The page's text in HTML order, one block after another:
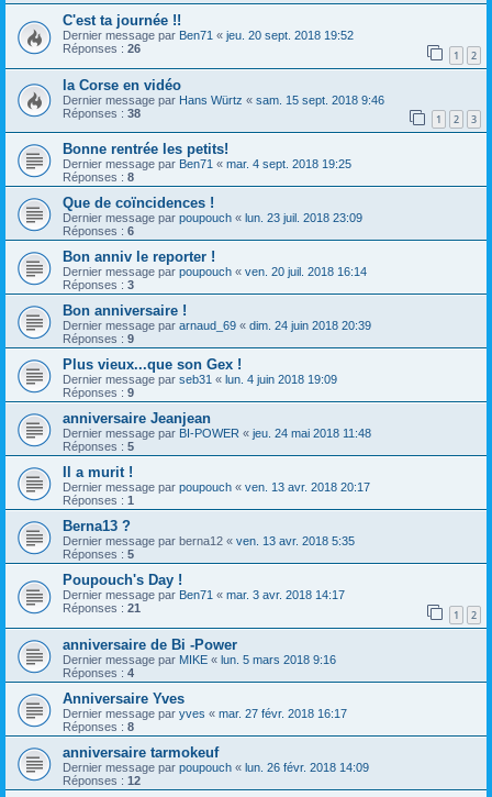
C'est ta journée !!
Dernier message par Ben71 « jeu. 20 sept. 2018 19:52
Réponses : 26 1 2
la Corse en vidéo
Dernier message par Hans Würtz « sam. 15 sept. 2018 9:46
Réponses : 38 1 2 3
Bonne rentrée les petits!
Dernier message par Ben71 « mar. 4 sept. 2018 19:25
Réponses : 8
Que de coïncidences !
Dernier message par poupouch « lun. 23 juil. 2018 23:09
Réponses : 6
Bon anniv le reporter !
Dernier message par poupouch « ven. 20 juil. 2018 16:14
Réponses : 3
Bon anniversaire !
Dernier message par arnaud_69 « dim. 24 juin 2018 20:39
Réponses : 9
Plus vieux...que son Gex !
Dernier message par seb31 « lun. 4 juin 2018 19:09
Réponses : 9
anniversaire Jeanjean
Dernier message par BI-POWER « jeu. 24 mai 2018 11:48
Réponses : 5
Il a murit !
Dernier message par poupouch « ven. 13 avr. 2018 20:17
Réponses : 1
Berna13 ?
Dernier message par berna12 « ven. 13 avr. 2018 5:35
Réponses : 5
Poupouch's Day !
Dernier message par Ben71 « mar. 3 avr. 2018 14:17
Réponses : 21 1 2
anniversaire de Bi -Power
Dernier message par MIKE « lun. 5 mars 2018 9:16
Réponses : 4
Anniversaire Yves
Dernier message par yves « mar. 27 févr. 2018 16:17
Réponses : 8
anniversaire tarmokeuf
Dernier message par poupouch « lun. 26 févr. 2018 14:09
Réponses : 12